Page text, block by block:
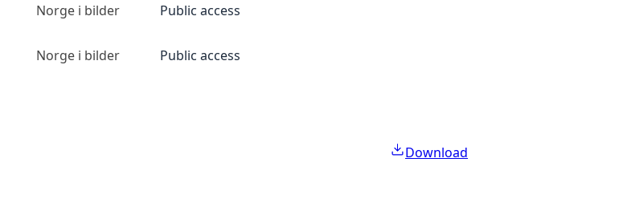
Norge i bilder Public access
Norge i bilder Public access
Download